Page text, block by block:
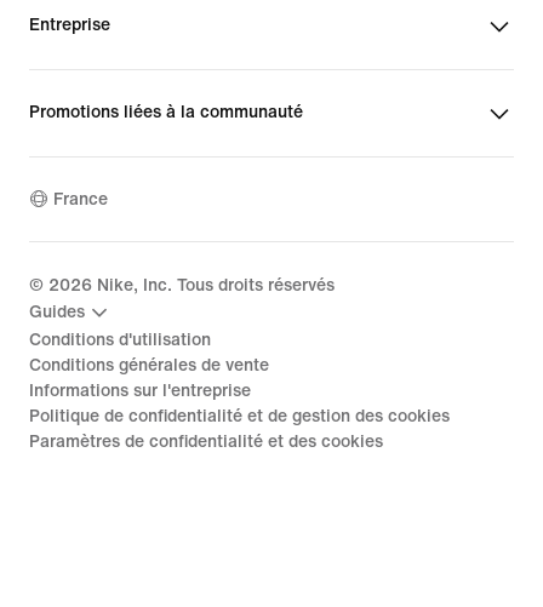
Entreprise
Promotions liées à la communauté
France
© 2026 Nike, Inc. Tous droits réservés
Guides
Conditions d'utilisation
Conditions générales de vente
Informations sur l'entreprise
Politique de confidentialité et de gestion des cookies
Paramètres de confidentialité et des cookies